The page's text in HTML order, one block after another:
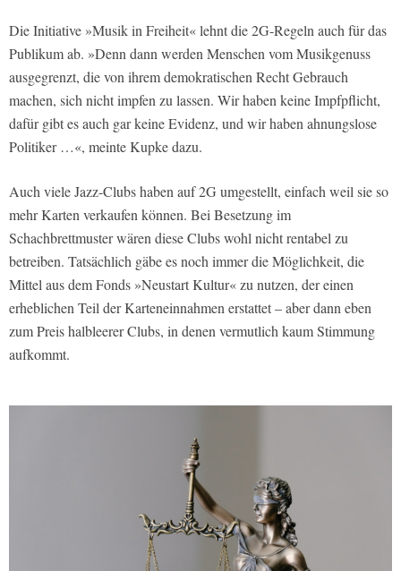
Die Initiative »Musik in Freiheit« lehnt die 2G-Regeln auch für das
Publikum ab. »Denn dann werden Menschen vom Musikgenuss
ausgegrenzt, die von ihrem demokratischen Recht Gebrauch
machen, sich nicht impfen zu lassen. Wir haben keine Impfpflicht,
dafür gibt es auch gar keine Evidenz, und wir haben ahnungslose
Politiker …«, meinte Kupke dazu.
Auch viele Jazz-Clubs haben auf 2G umgestellt, einfach weil sie so
mehr Karten verkaufen können. Bei Besetzung im
Schachbrettmuster wären diese Clubs wohl nicht rentabel zu
betreiben. Tatsächlich gäbe es noch immer die Möglichkeit, die
Mittel aus dem Fonds »Neustart Kultur« zu nutzen, der einen
erheblichen Teil der Karteneinnahmen erstattet – aber dann eben
zum Preis halbleerer Clubs, in denen vermutlich kaum Stimmung
aufkommt.